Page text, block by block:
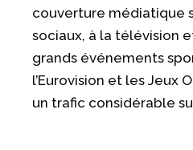
couverture médiatique
sociaux, à la télévision
grands événements
l’Eurovision et les Jeux
un trafic considérable